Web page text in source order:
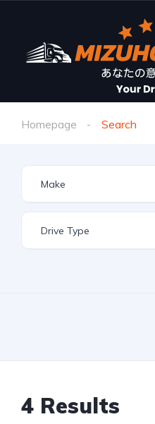
Homepage Search
4 Results